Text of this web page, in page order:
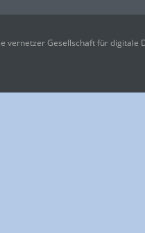
vernetzer Gesellschaft für digitale